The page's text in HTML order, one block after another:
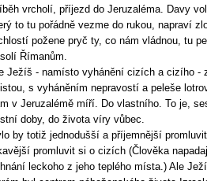
vrcholí, příjezd do Jeruzaléma. Davy
to tu pořádně vezme do rukou, napraví
požene pryč ty, co nám vládnou, tu
Římanům.
Ježíš - namísto vyhánění cizích a cizího -
s vyháněním nepravostí a peleše
v Jeruzalémě míří. Do vlastního. To je,
doby, do života víry vůbec.
by totiž jednodušší a příjemnější
promluvit si o cizích (Člověka
leckoho z jeho teplého místa.) Ale